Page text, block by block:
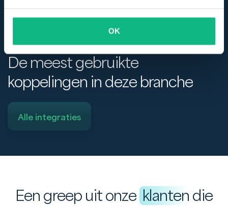
OK
De meest gebruikte
koppelingen in deze branche
Alle integraties
Een greep uit onze klanten die